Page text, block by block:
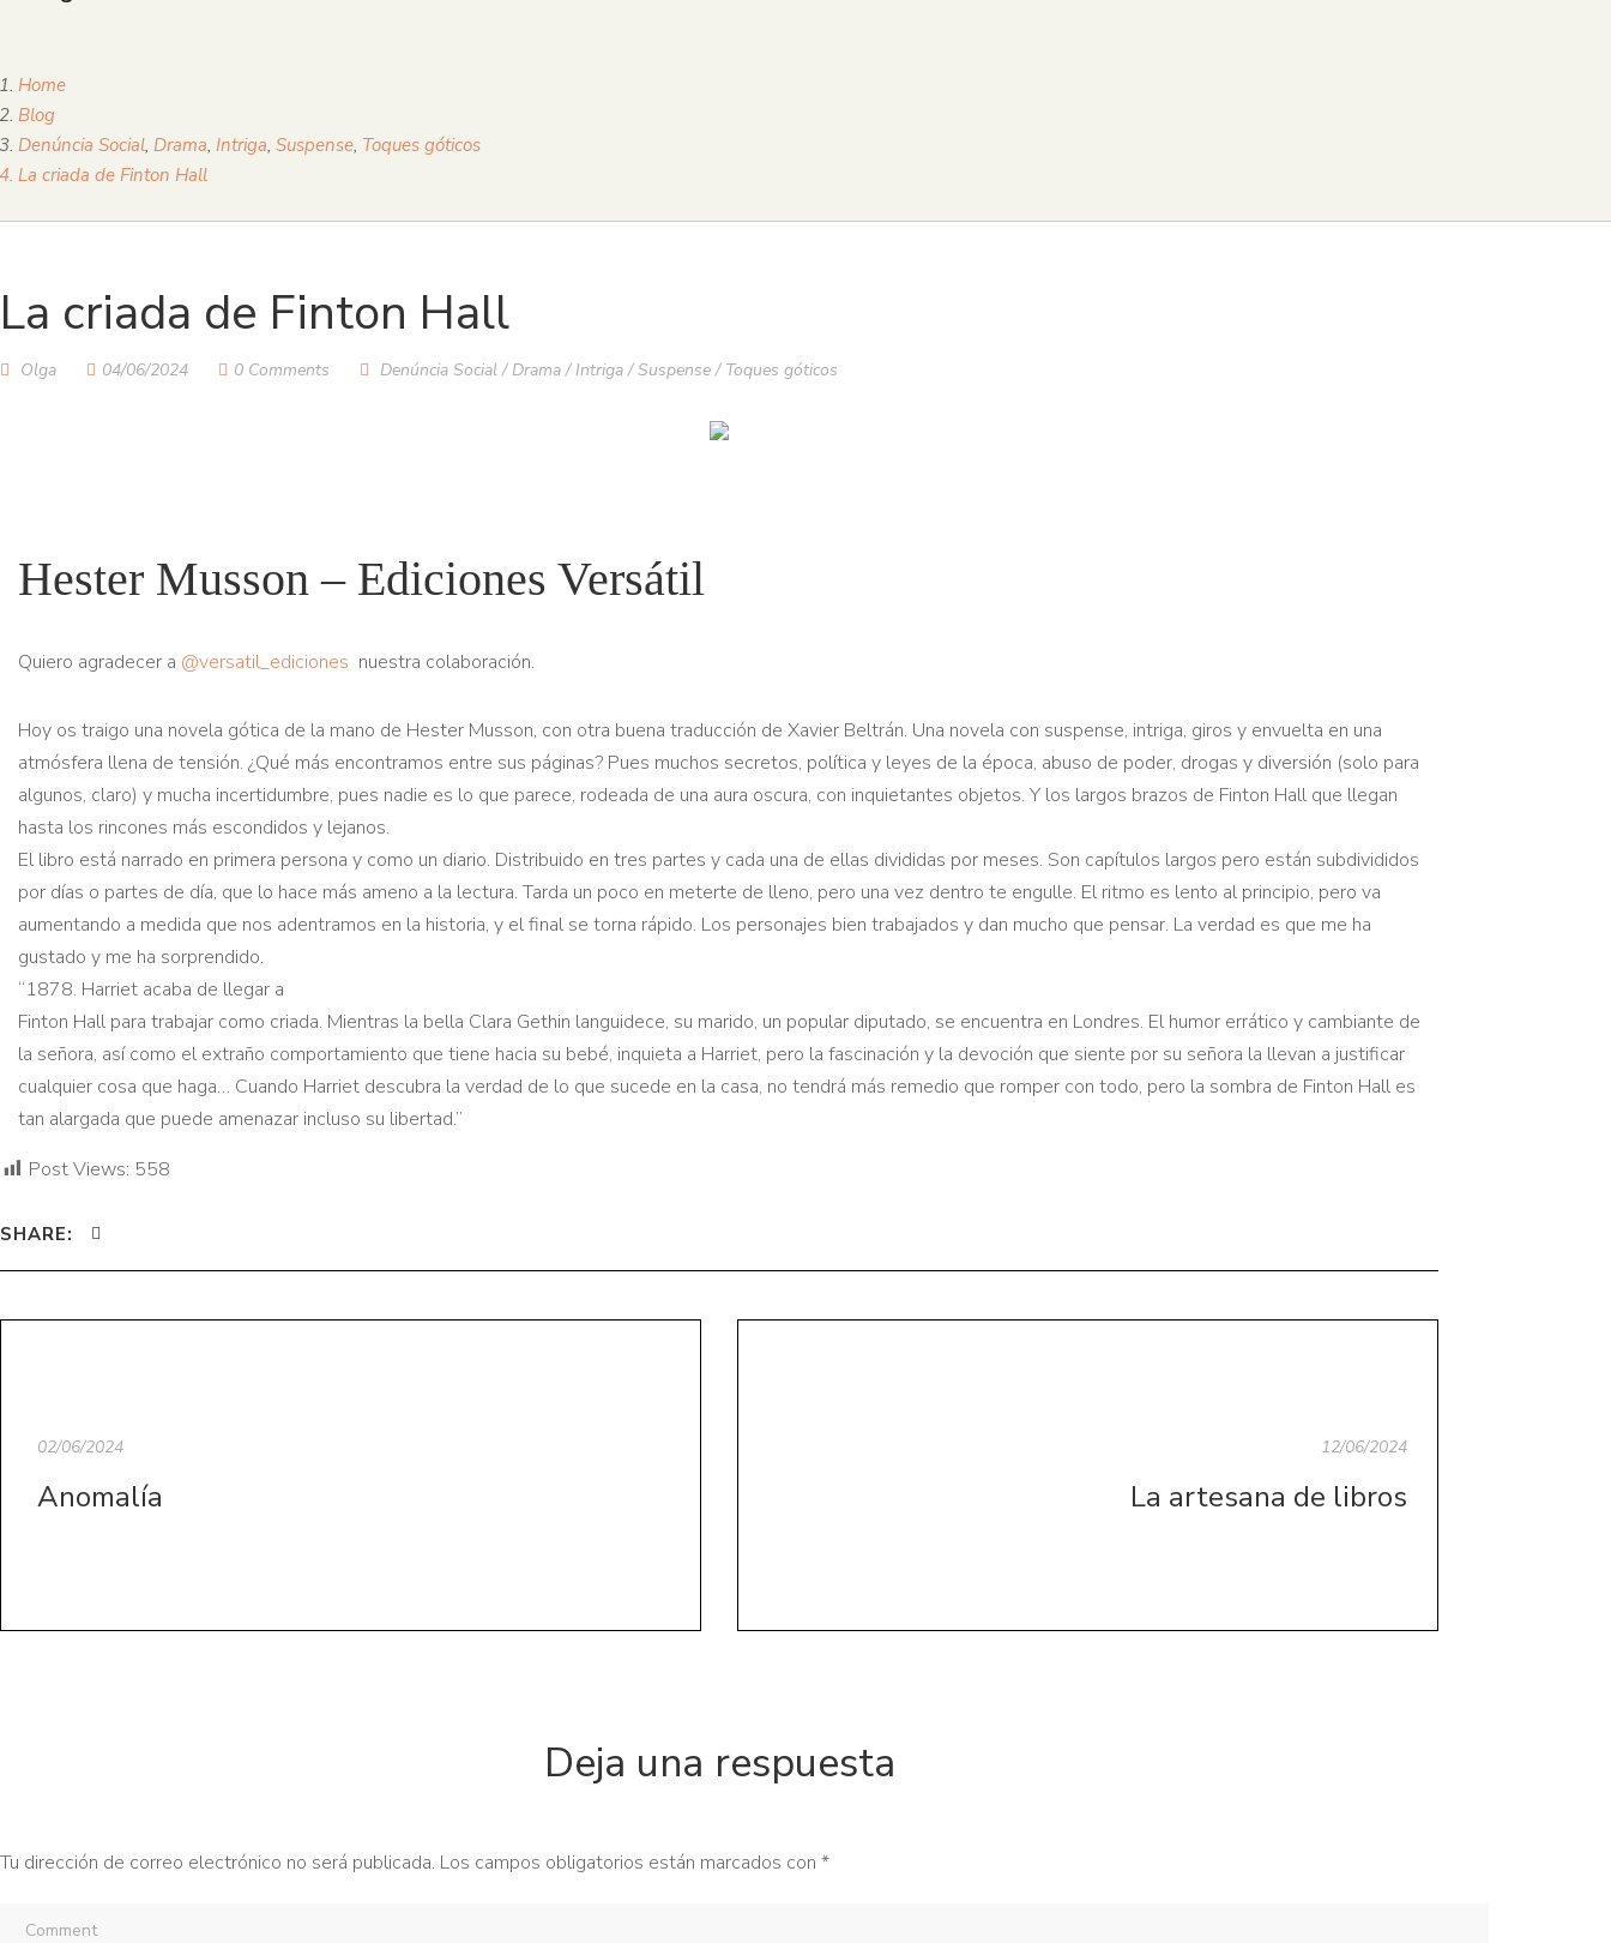
Home
Blog
Denúncia Social, Drama, Intriga, Suspense, Toques góticos
La criada de Finton Hall
La criada de Finton Hall
Olga 04/06/2024 0 Comments Denúncia Social/ Drama/ Intriga/Suspense/ Toques góticos
Hester Musson – Ediciones Versátil
Quiero agradecer a @versatil_ediciones nuestra colaboración.
Hoy os traigo una novela gótica de la mano de Hester Musson, con otra buena traducción de Xavier Beltrán. Una novela con suspense, intriga, giros y envuelta en una
atmósfera llena de tensión. ¿Qué más encontramos entre sus páginas? Pues muchos secretos, política y leyes de la época, abuso de poder, drogas y diversión (solo para
algunos, claro) y mucha incertidumbre, pues nadie es lo que parece, rodeada de una aura oscura, con inquietantes objetos. Y los largos brazos de Finton Hall que llegan
hasta los rincones más escondidos y lejanos.
El libro está narrado en primera persona y como un diario. Distribuido en tres partes y cada una de ellas divididas por meses. Son capítulos largos pero están subdivididos
por días o partes de día, que lo hace más ameno a la lectura. Tarda un poco en meterte de lleno, pero una vez dentro te engulle. El ritmo es lento al principio, pero va
aumentando a medida que nos adentramos en la historia, y el final se torna rápido. Los personajes bien trabajados y dan mucho que pensar. La verdad es que me ha
gustado y me ha sorprendido.
“1878. Harriet acaba de llegar a
Finton Hall para trabajar como criada. Mientras la bella Clara Gethin languidece, su marido, un popular diputado, se encuentra en Londres. El humor errático y cambiante de
la señora, así como el extraño comportamiento que tiene hacia su bebé, inquieta a Harriet, pero la fascinación y la devoción que siente por su señora la llevan a justificar
cualquier cosa que haga… Cuando Harriet descubra la verdad de lo que sucede en la casa, no tendrá más remedio que romper con todo, pero la sombra de Finton Hall es
tan alargada que puede amenazar incluso su libertad.”
Post Views: 558
SHARE:
02/06/2024
Anomalía
12/06/2024
La artesana de libros
Deja una respuesta
Tu dirección de correo electrónico no será publicada. Los campos obligatorios están marcados con *